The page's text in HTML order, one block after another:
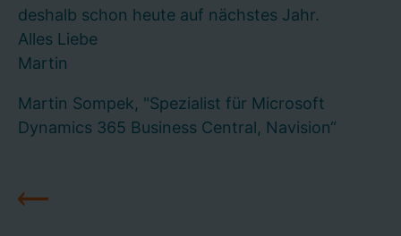
deshalb schon heute auf nächstes Jahr.
Alles Liebe
Martin
Martin Sompek, "Spezialist für Microsoft
Dynamics 365 Business Central, Navision“